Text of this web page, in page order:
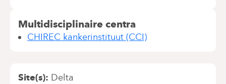
Multidisciplinaire centra
CHIREC kankerinstituut (CCI)
Site(s) Delta